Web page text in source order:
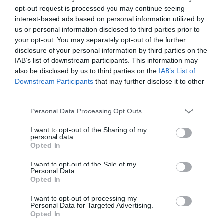
opt-out request is processed you may continue seeing
interest-based ads based on personal information utilized by
us or personal information disclosed to third parties prior to
your opt-out. You may separately opt-out of the further
disclosure of your personal information by third parties on the
IAB’s list of downstream participants. This information may
also be disclosed by us to third parties on the IAB’s List of
Downstream Participants that may further disclose it to other
Personal Data Processing Opt Outs
I want to opt-out of the Sharing of my
personal data.
Opted In
I want to opt-out of the Sale of my
Personal Data.
Opted In
I want to opt-out of processing my
Personal Data for Targeted Advertising.
Opted In
εξάρτηση από τους γονείς του
Βόλος: 26χρονος απείλησε να
σφάξει τη μητέρα του και
χτύπησε τον αδελφό του για το
πρωινό
ΠΡΙΝ 10 ΏΡΕΣ
Τα προβλήματα ξεκίνησαν μετά την
Βίντεο: Υποψήφιος
Δημοκρατικών στη Χαβάη
βρίζει γυναίκες σε παραλία και
Οι Αρχές συνέλαβαν τον Κίριλ Μπάσιν,
υποψήφιο των Δημοκρατικών για το
φέρεται να απείλησε λουόμενους και να
εμπλάκηκε σε βίαιη συμπλοκή